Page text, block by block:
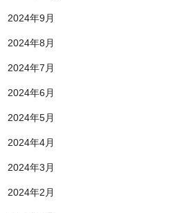
2024年9月
2024年8月
2024年7月
2024年6月
2024年5月
2024年4月
2024年3月
2024年2月